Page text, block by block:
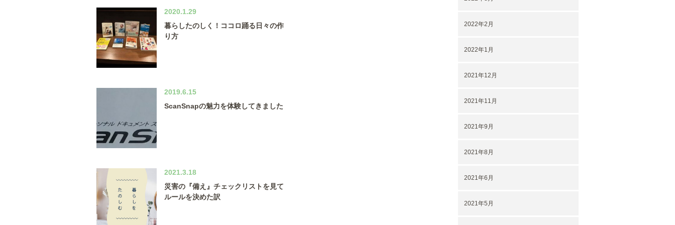
2020.1.29
暮らしたのしく！ココロ踊る日々の作
り方
2019.6.15
ScanSnapの魅力を体験してきました
2021.3.18
災害の『備え』チェックリストを見て
ルールを決めた訳
2022年2月
2022年1月
2021年12月
2021年11月
2021年9月
2021年8月
2021年6月
2021年5月